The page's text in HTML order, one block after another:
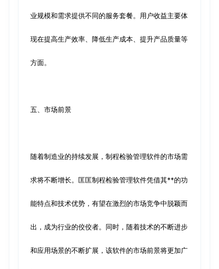
业规模和需求提供不同的服务套餐。用户收益主要体
现在提高生产效率、降低生产成本、提升产品质量等
方面。
五、市场前景
随着制造业的持续发展，制程检验管理软件的市场需
求将不断增长。匡匡制程检验管理软件凭借其**的功
能特点和技术优势，有望在激烈的市场竞争中脱颖而
出，成为行业的佼佼者。同时，随着技术的不断进步
和应用场景的不断扩展，该软件的市场前景将更加广